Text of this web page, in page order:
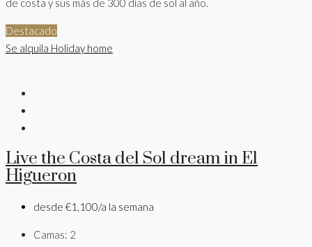
de costa y sus más de 300 días de sol al año.
Destacado
Se alquila Holiday home
Live the Costa del Sol dream in El
Higueron
desde €1,100/a la semana
Camas: 2